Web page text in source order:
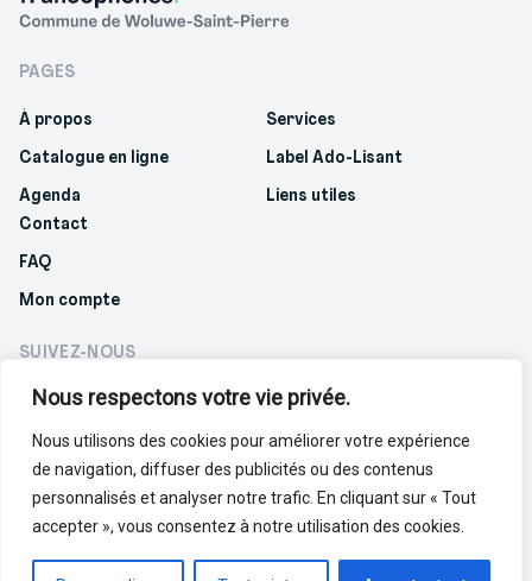
Nous respectons votre vie privée.
Nous utilisons des cookies pour améliorer votre expérience
de navigation, diffuser des publicités ou des contenus
personnalisés et analyser notre trafic. En cliquant sur « Tout
accepter », vous consentez à notre utilisation des cookies.
PAGES
À propos
Catalogue en ligne
Agenda
Services
Label Ado-Lisant
Liens utiles
Contact
FAQ
Mon compte
SUIVEZ-NOUS
© 2023 Réseau des bibliothèques francophones.
Politique de confidentialité